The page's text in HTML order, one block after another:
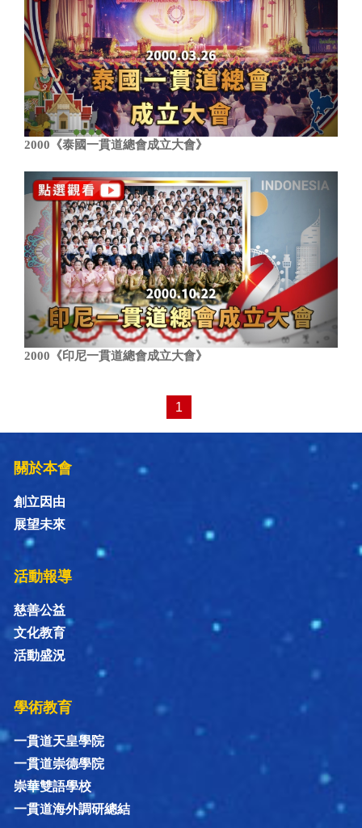
2000《泰國一貫道總會成立大會》
2000《印尼一貫道總會成立大會》
1
關於本會
創立因由
展望未來
活動報導
慈善公益
文化教育
活動盛況
學術教育
一貫道天皇學院
一貫道崇德學院
崇華雙語學校
一貫道海外調研總結